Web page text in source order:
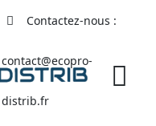
Contactez-nous :
contact@ecopro-
distrib.fr